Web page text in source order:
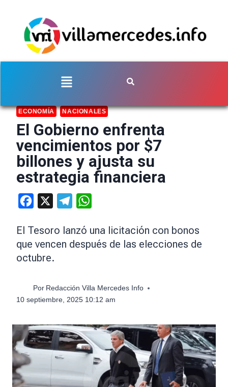
ECONOMÍA NACIONALES
El Gobierno enfrenta
vencimientos por $7
billones y ajusta su
estrategia financiera
Facebook Telegram
El Tesoro lanzó una licitación con bonos
que vencen después de las elecciones de
octubre.
Por Redacción Villa Mercedes Info
10 septiembre, 2025 10:12 am